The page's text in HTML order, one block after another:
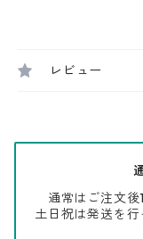
レビュー
通常はご注文後
土日祝は発送を